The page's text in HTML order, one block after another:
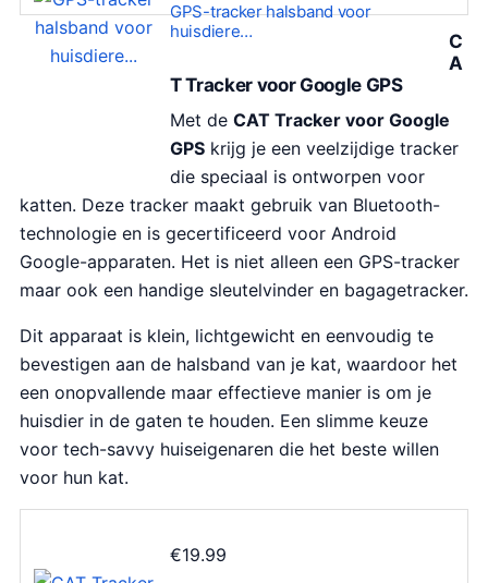
GPS-tracker halsband voor
huisdiere…
C
A
T Tracker voor Google GPS
Met de CAT Tracker voor Google
GPS krijg je een veelzijdige tracker
die speciaal is ontworpen voor
katten. Deze tracker maakt gebruik van Bluetooth-
technologie en is gecertificeerd voor Android
Google-apparaten. Het is niet alleen een GPS-tracker
maar ook een handige sleutelvinder en bagagetracker.
Dit apparaat is klein, lichtgewicht en eenvoudig te
bevestigen aan de halsband van je kat, waardoor het
een onopvallende maar effectieve manier is om je
huisdier in de gaten te houden. Een slimme keuze
voor tech-savvy huiseigenaren die het beste willen
voor hun kat.
€19.99